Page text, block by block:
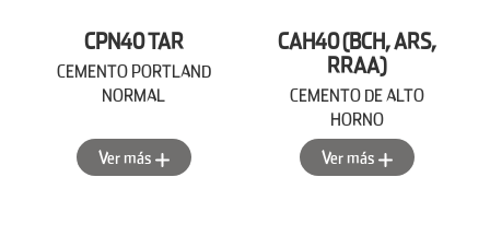
CPN40 TAR
CEMENTO PORTLAND
NORMAL
Ver más
CAH40 (BCH, ARS,
RRAA)
CEMENTO DE ALTO
HORNO
Ver más